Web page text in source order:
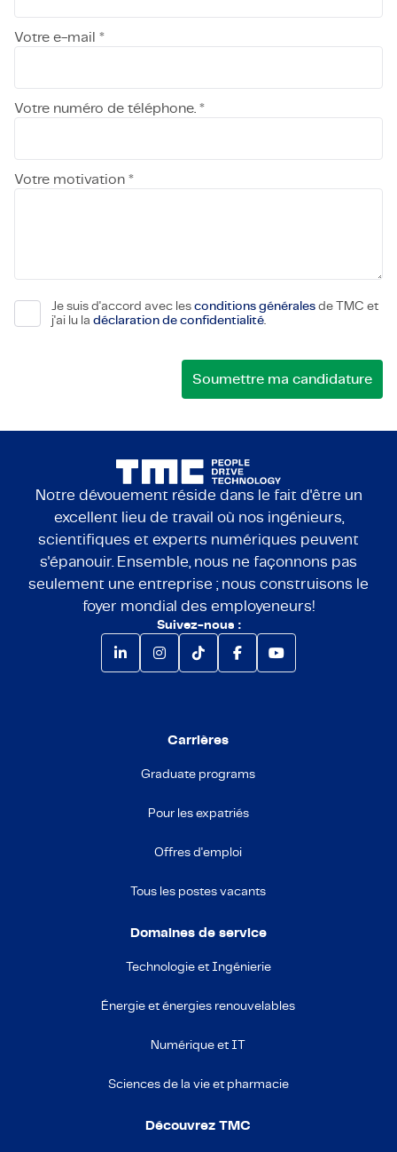
Votre e-mail *
Votre numéro de téléphone. *
Votre motivation *
Je suis d'accord avec les conditions générales de TMC et
j'ai lu la déclaration de confidentialité.
Notre dévouement réside dans le fait d'être un
excellent lieu de travail où nos ingénieurs,
scientifiques et experts numériques peuvent
s'épanouir. Ensemble, nous ne façonnons pas
seulement une entreprise ; nous construisons le
foyer mondial des employeneurs!
Suivez-nous :
Carrières
Graduate programs
Pour les expatriés
Offres d'emploi
Tous les postes vacants
Domaines de service
Technologie et Ingénierie
Énergie et énergies renouvelables
Numérique et IT
Sciences de la vie et pharmacie
Découvrez TMC